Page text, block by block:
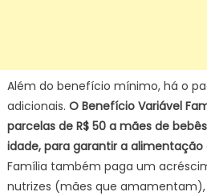
Além do benefício mínimo, há o
adicionais. O Benefício Variável
parcelas de R$ 50 a mães de
idade, para garantir a alimentação
Família também paga um
nutrizes (mães que amamentam),